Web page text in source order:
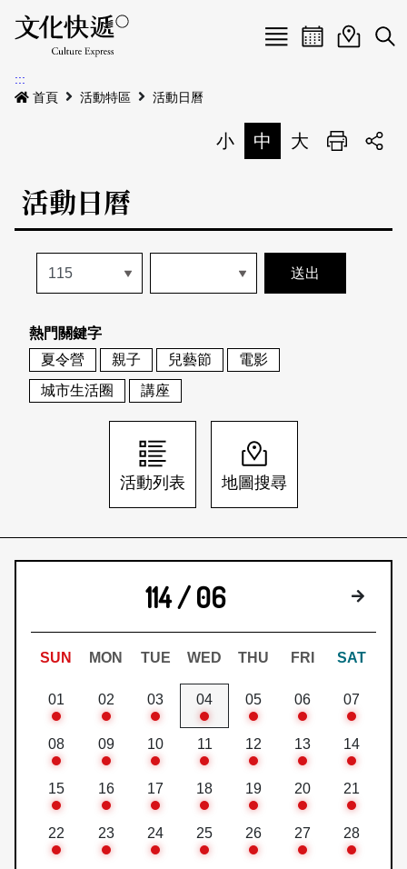
Menu
最新公告
本期專題
歷史專題
活動特區
活動列表
地圖搜尋
關於我們
關於我們
刊物索取地點
會員基本資料
刊登活動
網站導覽 English
日本語 登入/註冊
活動日曆活動地圖
展
:::
首頁
活動特區 活動日曆
小 中 大 列印
活動日曆
熱門關鍵字
夏令營
親子 兒藝節
電影
城市生活圈
講座
活動列表 地圖搜尋
114 / 06 下個月
SUN MON TUE WED THU FRI SAT
01 02 03 04 05 06 07
08 09 10 11 12 13 14
15 16 17 18 19 20 21
22 23 24 25 26 27 28